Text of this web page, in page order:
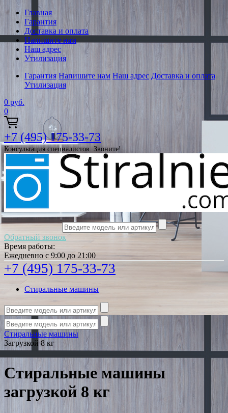
Главная
Гарантия
Доставка и оплата
Напишите нам
Наш адрес
Утилизация
Гарантия Напишите нам Наш адрес Доставка и оплата
Утилизация
0 руб.
0
+7 (495) 175-33-73
Консультация специалистов. Звоните!
Обратный звонок
Время работы:
Ежедневно с 9:00 до 21:00
+7 (495) 175-33-73
Стиральные машины
Стиральные машины
Загрузкой 8 кг
Стиральные машины
загрузкой 8 кг